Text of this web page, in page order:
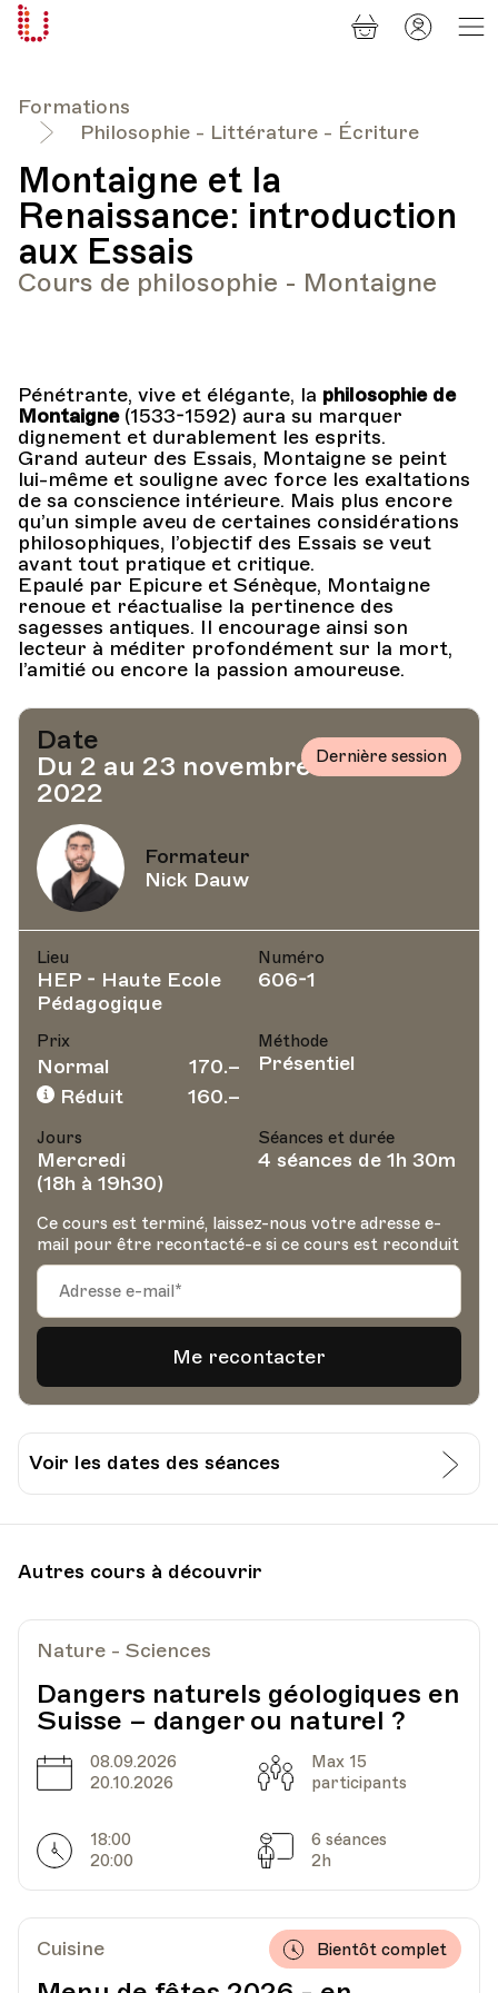
Formations
Philosophie - Littérature - Écriture
Montaigne et la
Renaissance: introduction
aux Essais
Cours de philosophie - Montaigne
Pénétrante, vive et élégante, la philosophie de
Montaigne(1533-1592) aura su marquer
dignement et durablement les esprits.
Grand auteur des Essais, Montaigne se peint
lui-même et souligne avec force les exaltations
de sa conscience intérieure. Mais plus encore
qu’un simple aveu de certaines considérations
philosophiques, l’objectif des Essais se veut
avant tout pratique et critique.
Epaulé par Epicure et Sénèque, Montaigne
renoue et réactualise la pertinence des
sagesses antiques. Il encourage ainsi son
lecteur à méditer profondément sur la mort,
l’amitié ou encore la passion amoureuse.
Date
Du 2 au 23 novembre
2022
Dernière session
Formateur
Nick Dauw
Lieu
HEP - Haute Ecole
Pédagogique
Numéro
606-1
Prix
Normal
170.–
Réduit
160.–
Méthode
Présentiel
Jours
Mercredi
(18h à 19h30)
Séances et durée
4 séances de 1h 30m
Ce cours est terminé, laissez-nous votre adresse e-
mail pour être recontacté-e si ce cours est reconduit
Voir les dates des séances
Lieu1005, Lausanne
Av. de Cour 33
Date09.11.2022 Heure
18.00
Av. de Cour 33
Heure
18.00
Autres cours à découvrir
Nature - Sciences
Dangers naturels géologiques en
Suisse – danger ou naturel ?
Date
08.09.2026
20.10.2026
Capacité
Max 15
participants
Horarires
18:00
20:00
Séances
6 séances
2h
Cuisine Bientôt complet
Panier
Mon